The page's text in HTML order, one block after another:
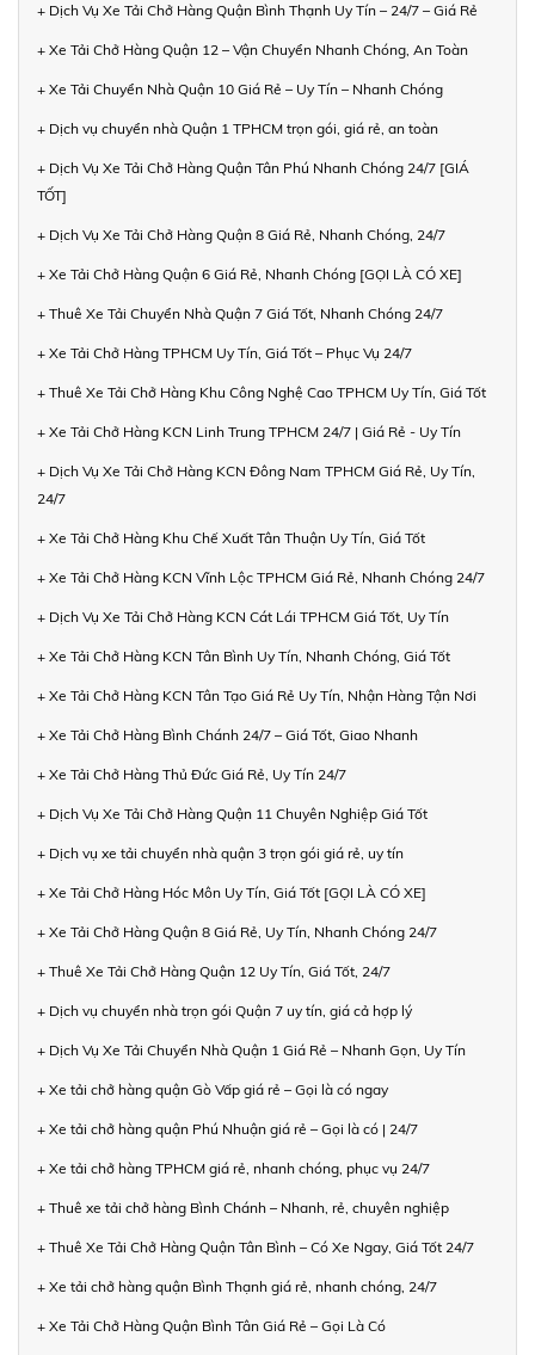
+ Dịch Vụ Xe Tải Chở Hàng Quận Bình Thạnh Uy Tín – 24/7 – Giá Rẻ
+ Xe Tải Chở Hàng Quận 12 – Vận Chuyển Nhanh Chóng, An Toàn
+ Xe Tải Chuyển Nhà Quận 10 Giá Rẻ – Uy Tín – Nhanh Chóng
+ Dịch vụ chuyển nhà Quận 1 TPHCM trọn gói, giá rẻ, an toàn
+ Dịch Vụ Xe Tải Chở Hàng Quận Tân Phú Nhanh Chóng 24/7 [GIÁ
TỐT]
+ Dịch Vụ Xe Tải Chở Hàng Quận 8 Giá Rẻ, Nhanh Chóng, 24/7
+ Xe Tải Chở Hàng Quận 6 Giá Rẻ, Nhanh Chóng [GỌI LÀ CÓ XE]
+ Thuê Xe Tải Chuyển Nhà Quận 7 Giá Tốt, Nhanh Chóng 24/7
+ Xe Tải Chở Hàng TPHCM Uy Tín, Giá Tốt – Phục Vụ 24/7
+ Thuê Xe Tải Chở Hàng Khu Công Nghệ Cao TPHCM Uy Tín, Giá Tốt
+ Xe Tải Chở Hàng KCN Linh Trung TPHCM 24/7 | Giá Rẻ - Uy Tín
+ Dịch Vụ Xe Tải Chở Hàng KCN Đông Nam TPHCM Giá Rẻ, Uy Tín,
24/7
+ Xe Tải Chở Hàng Khu Chế Xuất Tân Thuận Uy Tín, Giá Tốt
+ Xe Tải Chở Hàng KCN Vĩnh Lộc TPHCM Giá Rẻ, Nhanh Chóng 24/7
+ Dịch Vụ Xe Tải Chở Hàng KCN Cát Lái TPHCM Giá Tốt, Uy Tín
+ Xe Tải Chở Hàng KCN Tân Bình Uy Tín, Nhanh Chóng, Giá Tốt
+ Xe Tải Chở Hàng KCN Tân Tạo Giá Rẻ Uy Tín, Nhận Hàng Tận Nơi
+ Xe Tải Chở Hàng Bình Chánh 24/7 – Giá Tốt, Giao Nhanh
+ Xe Tải Chở Hàng Thủ Đức Giá Rẻ, Uy Tín 24/7
+ Dịch Vụ Xe Tải Chở Hàng Quận 11 Chuyên Nghiệp Giá Tốt
+ Dịch vụ xe tải chuyển nhà quận 3 trọn gói giá rẻ, uy tín
+ Xe Tải Chở Hàng Hóc Môn Uy Tín, Giá Tốt [GỌI LÀ CÓ XE]
+ Xe Tải Chở Hàng Quận 8 Giá Rẻ, Uy Tín, Nhanh Chóng 24/7
+ Thuê Xe Tải Chở Hàng Quận 12 Uy Tín, Giá Tốt, 24/7
+ Dịch vụ chuyển nhà trọn gói Quận 7 uy tín, giá cả hợp lý
+ Dịch Vụ Xe Tải Chuyển Nhà Quận 1 Giá Rẻ – Nhanh Gọn, Uy Tín
+ Xe tải chở hàng quận Gò Vấp giá rẻ – Gọi là có ngay
+ Xe tải chở hàng quận Phú Nhuận giá rẻ – Gọi là có | 24/7
+ Xe tải chở hàng TPHCM giá rẻ, nhanh chóng, phục vụ 24/7
+ Thuê xe tải chở hàng Bình Chánh – Nhanh, rẻ, chuyên nghiệp
+ Thuê Xe Tải Chở Hàng Quận Tân Bình – Có Xe Ngay, Giá Tốt 24/7
+ Xe tải chở hàng quận Bình Thạnh giá rẻ, nhanh chóng, 24/7
+ Xe Tải Chở Hàng Quận Bình Tân Giá Rẻ – Gọi Là Có